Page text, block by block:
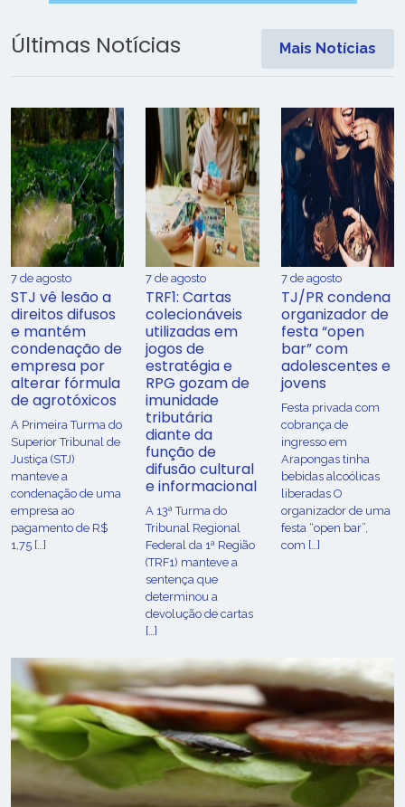
Últimas Notícias Mais Notícias
7 de agosto
STJ vê lesão a
direitos difusos
e mantém
condenação de
empresa por
alterar fórmula
de agrotóxicos
​A Primeira Turma do
Superior Tribunal de
Justiça (STJ)
manteve a
condenação de uma
empresa ao
pagamento de R$
1,75 […]
7 de agosto
TRF1: Cartas
colecionáveis
utilizadas em
jogos de
estratégia e
RPG gozam de
imunidade
tributária
diante da
função de
difusão cultural
e informacional
A 13ª Turma do
Tribunal Regional
Federal da 1ª Região
(TRF1) manteve a
sentença que
determinou a
devolução de cartas
[…]
7 de agosto
TJ/PR condena
organizador de
festa “open
bar” com
adolescentes e
jovens
Festa privada com
cobrança de
ingresso em
Arapongas tinha
bebidas alcoólicas
liberadas O
organizador de uma
festa “open bar”,
com […]